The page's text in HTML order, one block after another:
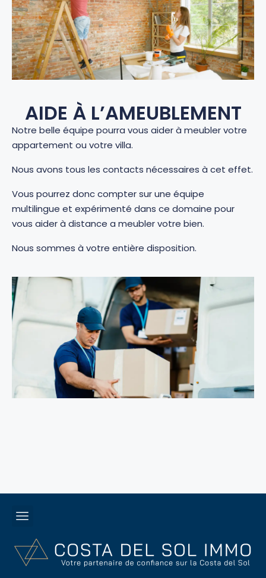
AIDE À L’AMEUBLEMENT
Notre belle équipe pourra vous aider à meubler votre
appartement ou votre villa.
Nous avons tous les contacts nécessaires à cet effet.
Vous pourrez donc compter sur une équipe
multilingue et expérimenté dans ce domaine pour
vous aider à distance a meubler votre bien.
Nous sommes à votre entière disposition.